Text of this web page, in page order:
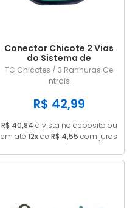
Conector Chicote 2 Vias
do Sistema de
Arrefecimento Renault /
Peugeot
TC Chicotes / 3 Ranhuras Ce
ntrais
R$ 42,99
R$ 40,84 à vista no deposito ou
em até 12xde R$ 4,55 com juros